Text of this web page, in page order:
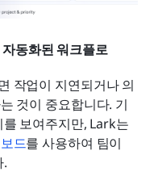
동화된 워크플로
작업이 지연되거나 의
것이 중요합니다. 기
보여주지만, Lark는
드를 사용하여 팀이
.